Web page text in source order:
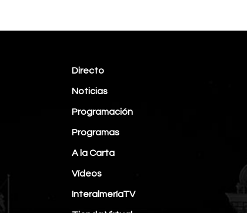
Directo
Noticias
Programación
Programas
A la Carta
Vídeos
InteralmeríaTV